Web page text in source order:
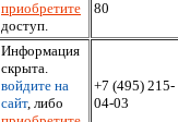
приобретите
доступ.
80
Информация
скрыта.
войдите на
сайт, либо
+7 (495) 215-
04-03